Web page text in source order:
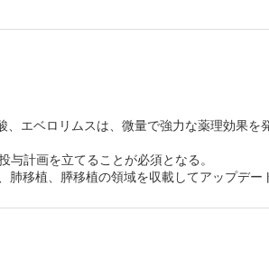
。
エベロリムスは、微量で強力な薬理効果を
計画を立てることが必須となる。
移植、膵移植の領域を収載してアップデー